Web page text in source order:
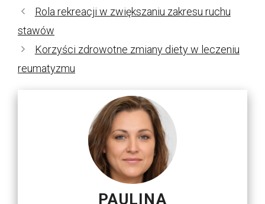
Rola rekreacji w zwiększaniu zakresu ruchu
stawów
Korzyści zdrowotne zmiany diety w leczeniu
reumatyzmu
PAULINA